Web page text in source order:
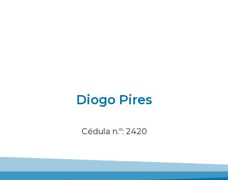
Diogo Pires
Cédula n.º: 2420